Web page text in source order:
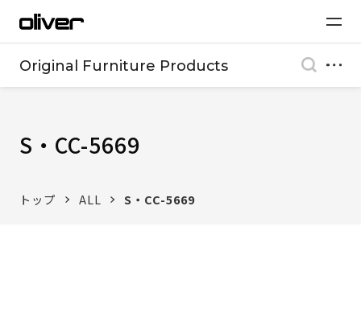
Original Furniture Products
S・CC-5669
トップ ALL S・CC-5669